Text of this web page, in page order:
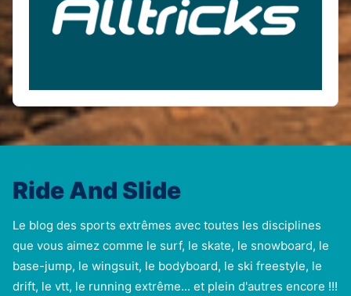
Ride And Slide
Le blog des sports extrêmes avec toutes les disciplines
que vous aimez comme le surf, le skate, le snowboard, le
base-jump, le wingsuit, le bodyboard, le ski freestyle, le
drift, le vtt, le running extrême... et plein d'autres encore !!!